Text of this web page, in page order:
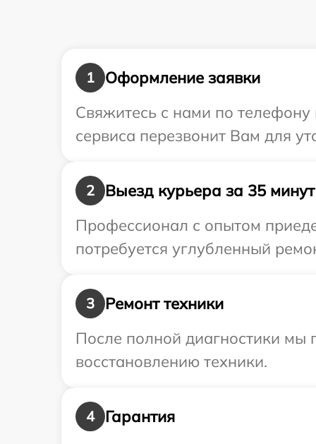
1
Оформление заявки
Свяжитесь с нами по телефону
сервиса перезвонит Вам для
2
Выезд курьера за 35 минут
Профессионал с опытом
потребуется углубленный
3
Ремонт техники
После полной диагностики мы
восстановлению техники.
4
Гарантия